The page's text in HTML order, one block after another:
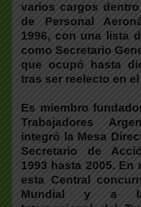
varios cargos
de Personal
1996, con una lista
como Secretario
que ocupó hasta
tras ser reelecto en
Es miembro
Trabajadores
integró la Mesa
Secretario de
1993 hasta 2005. En
esta Central
Mundial y a la